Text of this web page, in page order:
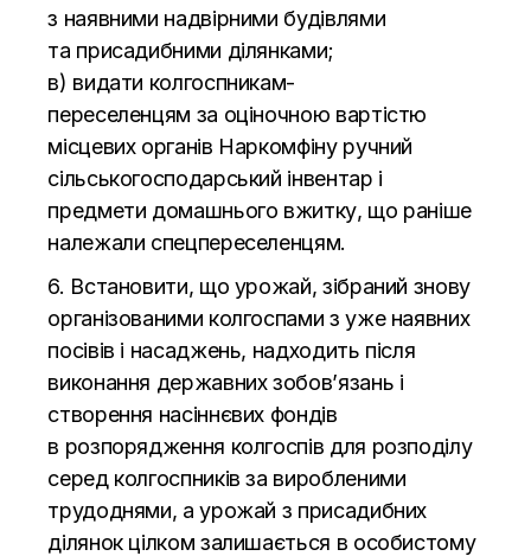
з наявними надвірними будівлями
та присадибними ділянками;
в) видати колгоспникам-
переселенцям за оціночною вартістю
місцевих органів Наркомфіну ручний
сільськогосподарський інвентар і
предмети домашнього вжитку, що раніше
належали спецпереселенцям.
6. Встановити, що урожай, зібраний знову
організованими колгоспами з уже наявних
посівів і насаджень, надходить після
виконання державних зобов’язань і
створення насіннєвих фондів
в розпорядження колгоспів для розподілу
серед колгоспників за виробленими
трудоднями, а урожай з присадибних
ділянок цілком залишається в особистому